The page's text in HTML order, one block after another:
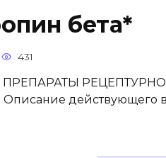
бета*
431
действующего